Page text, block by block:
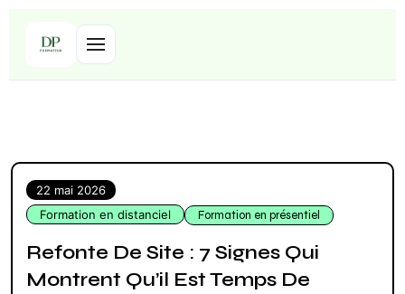
22 mai 2026
Formation en distanciel
Formation en présentiel
Refonte De Site : 7 Signes Qui
Montrent Qu’il Est Temps De